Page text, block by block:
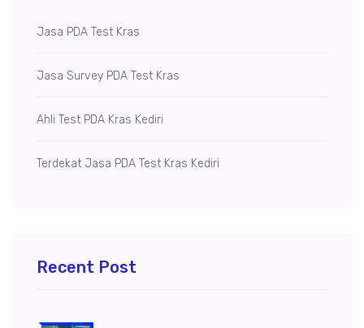
Jasa PDA Test Kras
Jasa Survey PDA Test Kras
Ahli Test PDA Kras Kediri
Terdekat Jasa PDA Test Kras Kediri
Recent Post